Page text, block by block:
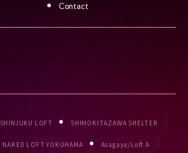
Contact
SHINJUKU LOFT SHIMOKITAZAWA SHELTER
NAKED LOFT YOKOHAMA Asagaya/Loft A